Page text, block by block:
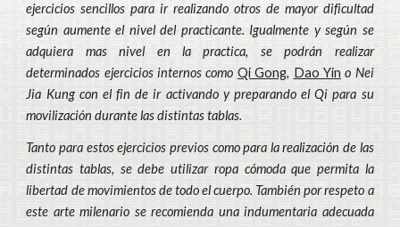
ejercicios sencillos para ir realizando otros de mayor dificultad
según aumente el nivel del practicante. Igualmente y según se
adquiera mas nivel en la practica, se podrán realizar
determinados ejercicios internos como Qi Gong, Dao Yino Nei
Jia Kung con el fin de ir activando y preparando el Qi para su
movilización durante las distintas tablas.
Tanto para estos ejercicios previos como para la realización de las
distintas tablas, se debe utilizar ropa cómoda que permita la
libertad de movimientos de todo el cuerpo. También por respeto a
este arte milenario se recomienda una indumentaria adecuada